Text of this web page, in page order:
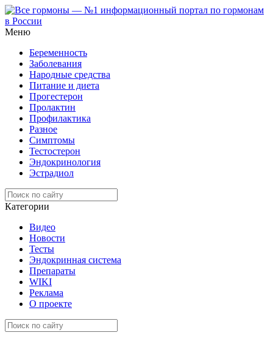
Меню
Беременность
Заболевания
Народные средства
Питание и диета
Прогестерон
Пролактин
Профилактика
Разное
Симптомы
Тестостерон
Эндокринология
Эстрадиол
Категории
Видео
Новости
Тесты
Эндокринная система
Препараты
WIKI
Реклама
О проекте